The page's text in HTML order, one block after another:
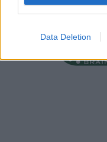
Data Deletion